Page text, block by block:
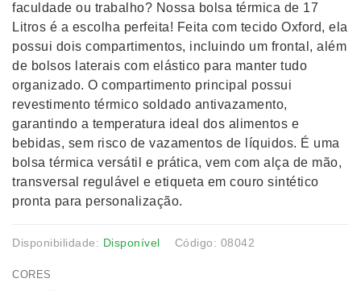
faculdade ou trabalho? Nossa bolsa térmica de 17
Litros é a escolha perfeita! Feita com tecido Oxford, ela
possui dois compartimentos, incluindo um frontal, além
de bolsos laterais com elástico para manter tudo
organizado. O compartimento principal possui
revestimento térmico soldado antivazamento,
garantindo a temperatura ideal dos alimentos e
bebidas, sem risco de vazamentos de líquidos. É uma
bolsa térmica versátil e prática, vem com alça de mão,
transversal regulável e etiqueta em couro sintético
pronta para personalização.
Disponibilidade: Disponível Código: 08042
CORES